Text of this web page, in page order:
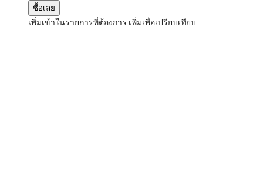
ซื้อเลย
เพิ่มเข้าในรายการที่ต้องการ เพิ่มเพื่อเปรียบเทียบ